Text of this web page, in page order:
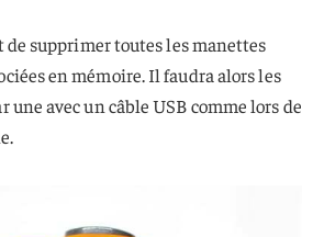
de supprimer toutes les manettes
en mémoire. Il faudra alors les
une avec un câble USB comme lors de